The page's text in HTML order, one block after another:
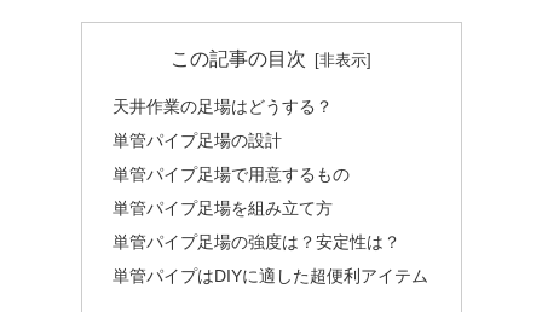
この記事の目次
天井作業の足場はどうする？
単管パイプ足場の設計
単管パイプ足場で用意するもの
単管パイプ足場を組み立て方
単管パイプ足場の強度は？安定性は？
単管パイプはDIYに適した超便利アイテム